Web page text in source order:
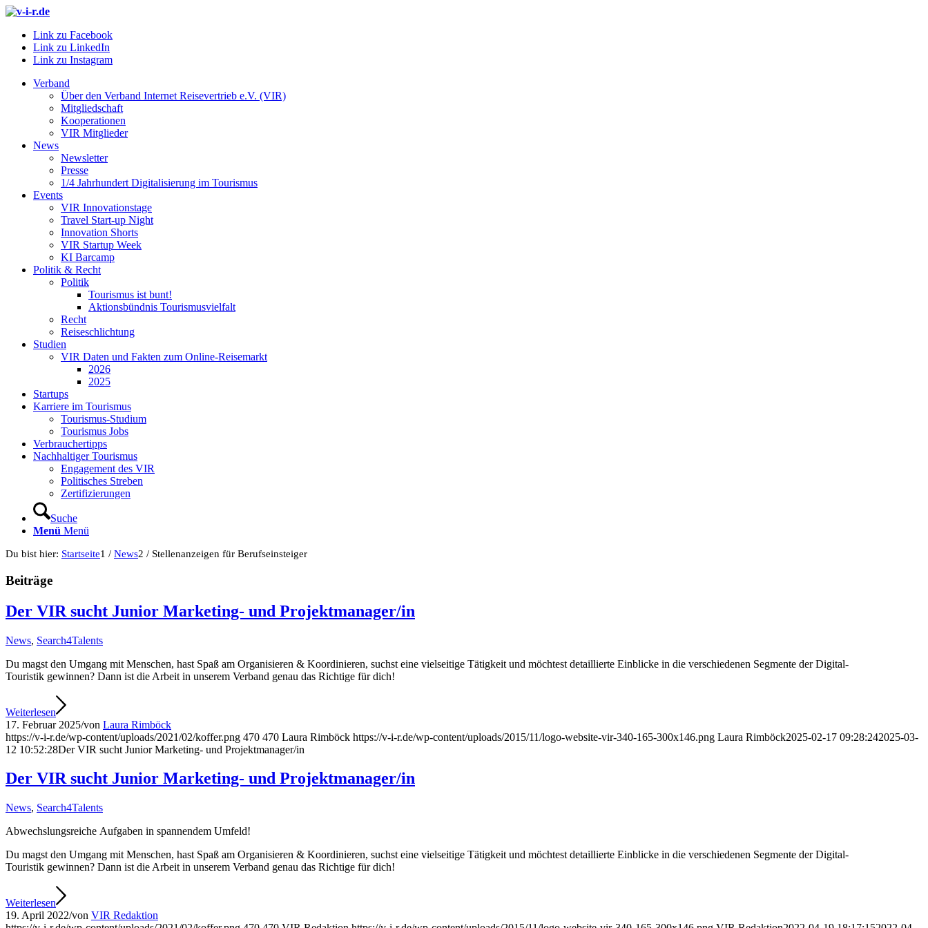
Link zu Facebook
Link zu LinkedIn
Link zu Instagram
Verband
Über den Verband Internet Reisevertrieb e.V. (VIR)
Mitgliedschaft
Kooperationen
VIR Mitglieder
News
Newsletter
Presse
1/4 Jahrhundert Digitalisierung im Tourismus
Events
VIR Innovationstage
Travel Start-up Night
Innovation Shorts
VIR Startup Week
KI Barcamp
Politik & Recht
Politik
Tourismus ist bunt!
Aktionsbündnis Tourismusvielfalt
Recht
Reiseschlichtung
Studien
VIR Daten und Fakten zum Online-Reisemarkt
2026
2025
Startups
Karriere im Tourismus
Tourismus-Studium
Tourismus Jobs
Verbrauchertipps
Nachhaltiger Tourismus
Engagement des VIR
Politisches Streben
Zertifizierungen
Suche
Menü Menü
Du bist hier: Startseite1 / News2 / Stellenanzeigen für Berufseinsteiger
Beiträge
Der VIR sucht Junior Marketing- und Projektmanager/in
News, Search4Talents
Du magst den Umgang mit Menschen, hast Spaß am Organisieren & Koordinieren, suchst eine vielseitige Tätigkeit und möchtest detaillierte Einblicke in die verschiedenen Segmente der Digital-
Touristik gewinnen? Dann ist die Arbeit in unserem Verband genau das Richtige für dich!
Weiterlesen
17. Februar 2025/von Laura Rimböck
https://v-i-r.de/wp-content/uploads/2021/02/koffer.png 470 470 Laura Rimböck https://v-i-r.de/wp-content/uploads/2015/11/logo-website-vir-340-165-300x146.png Laura Rimböck2025-02-17 09:28:242025-03-
12 10:52:28Der VIR sucht Junior Marketing- und Projektmanager/in
Der VIR sucht Junior Marketing- und Projektmanager/in
News, Search4Talents
Abwechslungsreiche Aufgaben in spannendem Umfeld!
Du magst den Umgang mit Menschen, hast Spaß am Organisieren & Koordinieren, suchst eine vielseitige Tätigkeit und möchtest detaillierte Einblicke in die verschiedenen Segmente der Digital-
Touristik gewinnen? Dann ist die Arbeit in unserem Verband genau das Richtige für dich!
Weiterlesen
19. April 2022/von VIR Redaktion